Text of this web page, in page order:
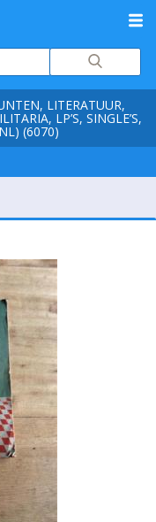
LITERATUUR,
LP’S, SINGLE’S,
(6070)